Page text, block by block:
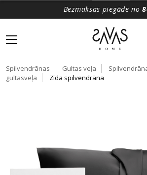
Bezmaksas piegāde no
Spilvendrānas Gultas veļa
gultasveļa
Zīda spilvendrāna